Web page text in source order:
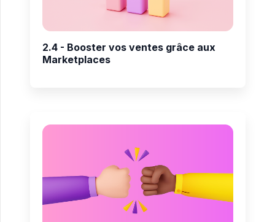
2.4 - Booster vos ventes grâce aux
Marketplaces